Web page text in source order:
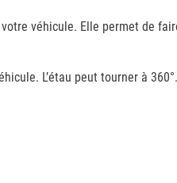
véhicule. Elle permet de
L’étau peut tourner à